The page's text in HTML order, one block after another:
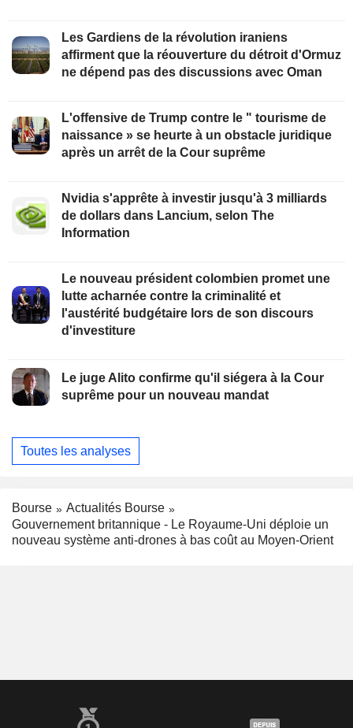
Les Gardiens de la révolution iraniens
affirment que la réouverture du détroit d'Ormuz
ne dépend pas des discussions avec Oman
L'offensive de Trump contre le " tourisme de
naissance » se heurte à un obstacle juridique
après un arrêt de la Cour suprême
Nvidia s'apprête à investir jusqu'à 3 milliards
de dollars dans Lancium, selon The
Information
Le nouveau président colombien promet une
lutte acharnée contre la criminalité et
l'austérité budgétaire lors de son discours
d'investiture
Le juge Alito confirme qu'il siégera à la Cour
suprême pour un nouveau mandat
Toutes les analyses
Bourse
Actualités Bourse
Gouvernement britannique - Le Royaume-Uni déploie un
nouveau système anti-drones à bas coût au Moyen-Orient